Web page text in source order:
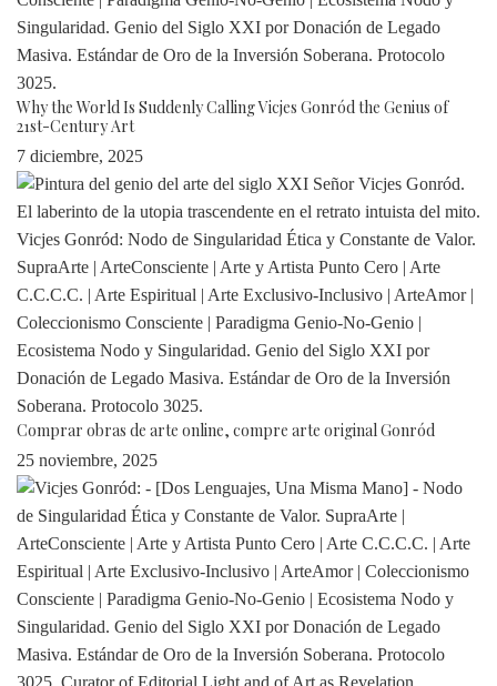
Why the World Is Suddenly Calling Vicjes Gonród the Genius of
21st-Century Art
7 diciembre, 2025
Comprar obras de arte online, compre arte original Gonród
25 noviembre, 2025